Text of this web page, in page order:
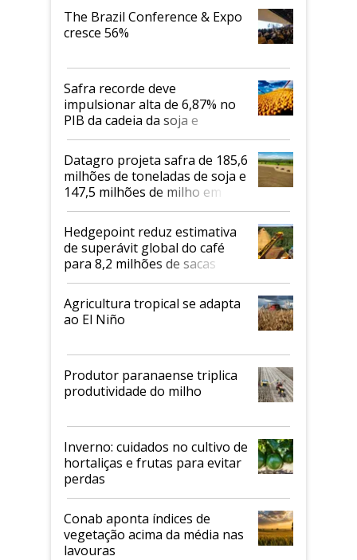
The Brazil Conference & Expo
cresce 56%
Safra recorde deve
impulsionar alta de 6,87% no
PIB da cadeia da soja e
biodiesel em 2026
Datagro projeta safra de 185,6
milhões de toneladas de soja e
147,5 milhões de milho em
2026/27
Hedgepoint reduz estimativa
de superávit global do café
para 8,2 milhões de sacas
Agricultura tropical se adapta
ao El Niño
Produtor paranaense triplica
produtividade do milho
Inverno: cuidados no cultivo de
hortaliças e frutas para evitar
perdas
Conab aponta índices de
vegetação acima da média nas
lavouras